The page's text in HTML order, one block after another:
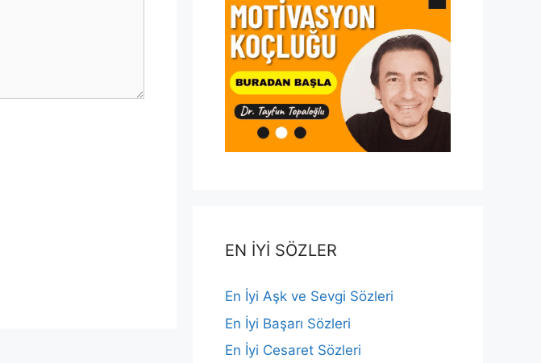
EN İYİ SÖZLER
En İyi Aşk ve Sevgi Sözleri
En İyi Başarı Sözleri
En İyi Cesaret Sözleri